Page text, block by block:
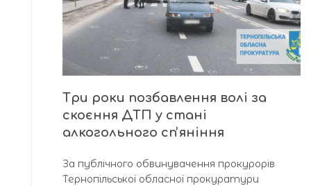
Три роки позбавлення волі за
скоєння ДТП у стані
алкогольного спʼяніння
За публічного обвинувачення прокурорів
Тернопільської обласної прокуратури